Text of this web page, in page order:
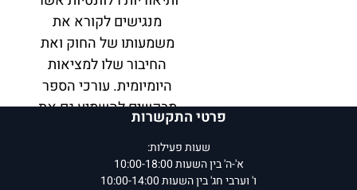
מנגישים לקורא את
משמעותו של החוק ואת
החיבור שלו למציאות
היומיומית. עורכי הספר
מבקשים להשמיע גם את
קולם של הנפגעים
והנפגעות אשר צועדים
במסע ההחלמה שלהם.
פרטי התקשרות
שעות פעילות:
א'-ה' בין השעות 10:00-18:00
ו' וערבי חג' בין השעות 10:00-14:00